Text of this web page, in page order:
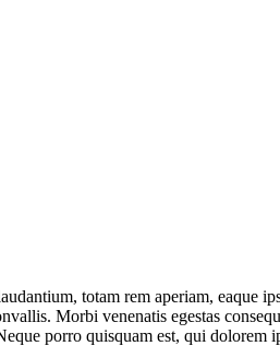
totam rem aperiam, eaque
Morbi venenatis egestas
porro quisquam est, qui dolorem